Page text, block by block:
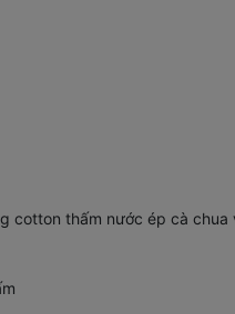
cotton thấm nước ép cà chua